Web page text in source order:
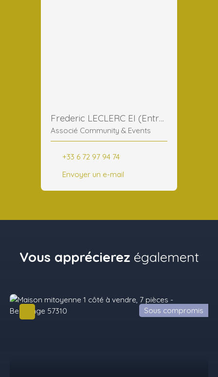
Frederic LECLERC EI (Entreprise Individuelle)
Associé Community & Events
+33 6 72 97 94 74
Envoyer un e-mail
Vous apprécierez également
Sous compromis